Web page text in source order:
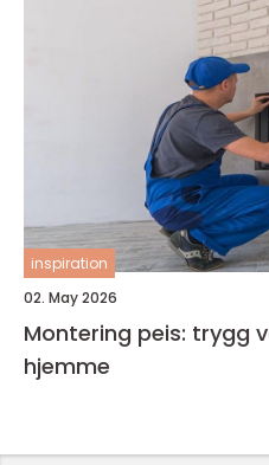
inspiration
02. May 2026
Montering peis: trygg
hjemme